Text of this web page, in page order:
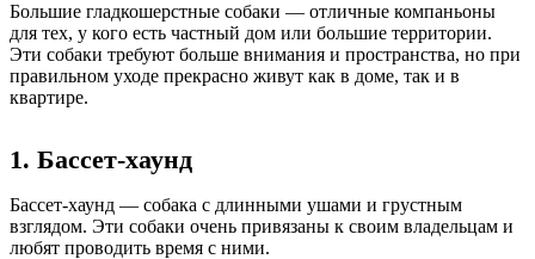
Большие гладкошерстные собаки — отличные компаньоны
для тех, у кого есть частный дом или большие территории.
Эти собаки требуют больше внимания и пространства, но при
правильном уходе прекрасно живут как в доме, так и в
квартире.
1. Бассет-хаунд
Бассет-хаунд — собака с длинными ушами и грустным
взглядом. Эти собаки очень привязаны к своим владельцам и
любят проводить время с ними.